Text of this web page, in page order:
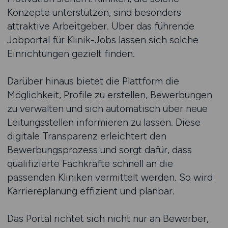
Konzepte unterstützen, sind besonders
attraktive Arbeitgeber. Über das führende
Jobportal für Klinik-Jobs lassen sich solche
Einrichtungen gezielt finden.
Darüber hinaus bietet die Plattform die
Möglichkeit, Profile zu erstellen, Bewerbungen
zu verwalten und sich automatisch über neue
Leitungsstellen informieren zu lassen. Diese
digitale Transparenz erleichtert den
Bewerbungsprozess und sorgt dafür, dass
qualifizierte Fachkräfte schnell an die
passenden Kliniken vermittelt werden. So wird
Karriereplanung effizient und planbar.
Das Portal richtet sich nicht nur an Bewerber,